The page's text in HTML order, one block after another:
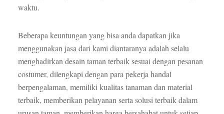
waktu.
Beberapa keuntungan yang bisa anda dapatkan jika
menggunakan jasa dari kami diantaranya adalah selalu
menghadirkan desain taman terbaik sesuai dengan pesanan
costumer, dilengkapi dengan para pekerja handal
berpengalaman, memiliki kualitas tanaman dan material
terbaik, memberikan pelayanan serta solusi terbaik dalam